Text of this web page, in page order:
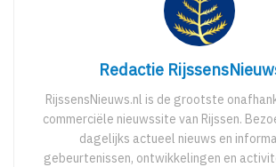
Redactie
RijssensNieuws.nl is de grootste
commerciële nieuwssite van Rijssen.
dagelijks actueel nieuws en
gebeurtenissen, ontwikkelingen en